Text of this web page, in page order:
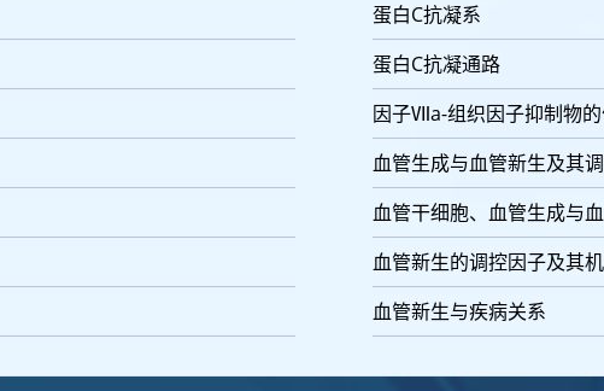
蛋白C抗凝系
蛋白C抗凝通路
因子Ⅶa-组织因子抑制物
血管生成与血管新生及其
血管干细胞、血管生成与
血管新生的调控因子及其
血管新生与疾病关系